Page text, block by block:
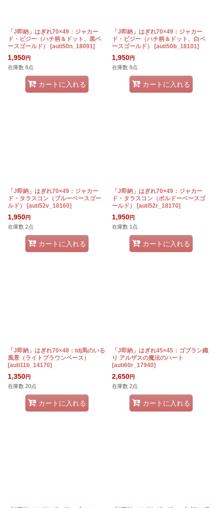
「J即納」はぎれ70×49：ジャカー
ド・ビジー（ハチ柄＆ドット、黒ベ
ースゴールド）
[auti50n_18091]
1,950円
在庫数 8点
カートに入れる
「J即納」はぎれ70×49：ジャカー
ド・ビジー（ハチ柄＆ドット、白ベ
ースゴールド）
[auti50b_18101]
1,950円
在庫数 8点
カートに入れる
「J即納」はぎれ70×49：ジャカー
ド・タラスコン（ブルーベースゴー
ルド）
[auti52v_18160]
1,950円
在庫数 2点
カートに入れる
「J即納」はぎれ70×49：ジャカー
ド・タラスコン（ボルドーベースゴ
ールド）
[auti52r_18170]
1,950円
在庫数 1点
カートに入れる
「J即納」はぎれ70×48：tdj馬のいる
風景（ライトブラウンベース）
[auti11b_14170]
1,350円
在庫数 20点
カートに入れる
「J即納」はぎれ45×45：ゴブラン織
り アルザスの魔法のハート
[auti60r_17940]
2,650円
在庫数 2点
カートに入れる